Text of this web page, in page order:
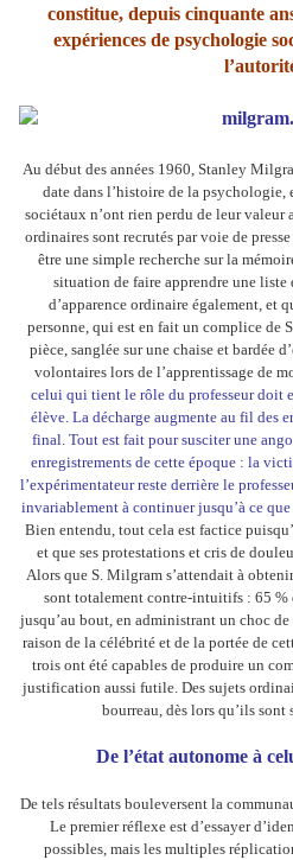
constitue, depuis cinquante
expériences de psychologie
Au début des années 1960, Stanley
date dans l’histoire de la
sociétaux n’ont rien perdu de leur
ordinaires sont recrutés par voie de
être une simple recherche sur la
situation de faire apprendre une liste
d’apparence ordinaire également, et
personne, qui est en fait un complice de
pièce, sanglée sur une chaise et bardée
volontaires lors de l’apprentissage de
celui qui tient le rôle du professeur doit
élève. La décharge augmente au fil des
final. Tout est fait pour susciter une
enregistrements de cette époque : la
l’expérimentateur reste derrière le
invariablement à continuer jusqu’à ce
Bien entendu, tout cela est factice
et que ses protestations et cris de
Alors que S. Milgram s’attendait à
sont totalement contre-intuitifs : 65 %
jusqu’au bout, en administrant un choc
raison de la célébrité et de la portée de
trois ont été capables de produire un
justification aussi futile. Des sujets
bourreau, dès lors qu’ils sont
De l’état autonome à
De tels résultats bouleversent la
Le premier réflexe est d’essayer
possibles, mais les multiples